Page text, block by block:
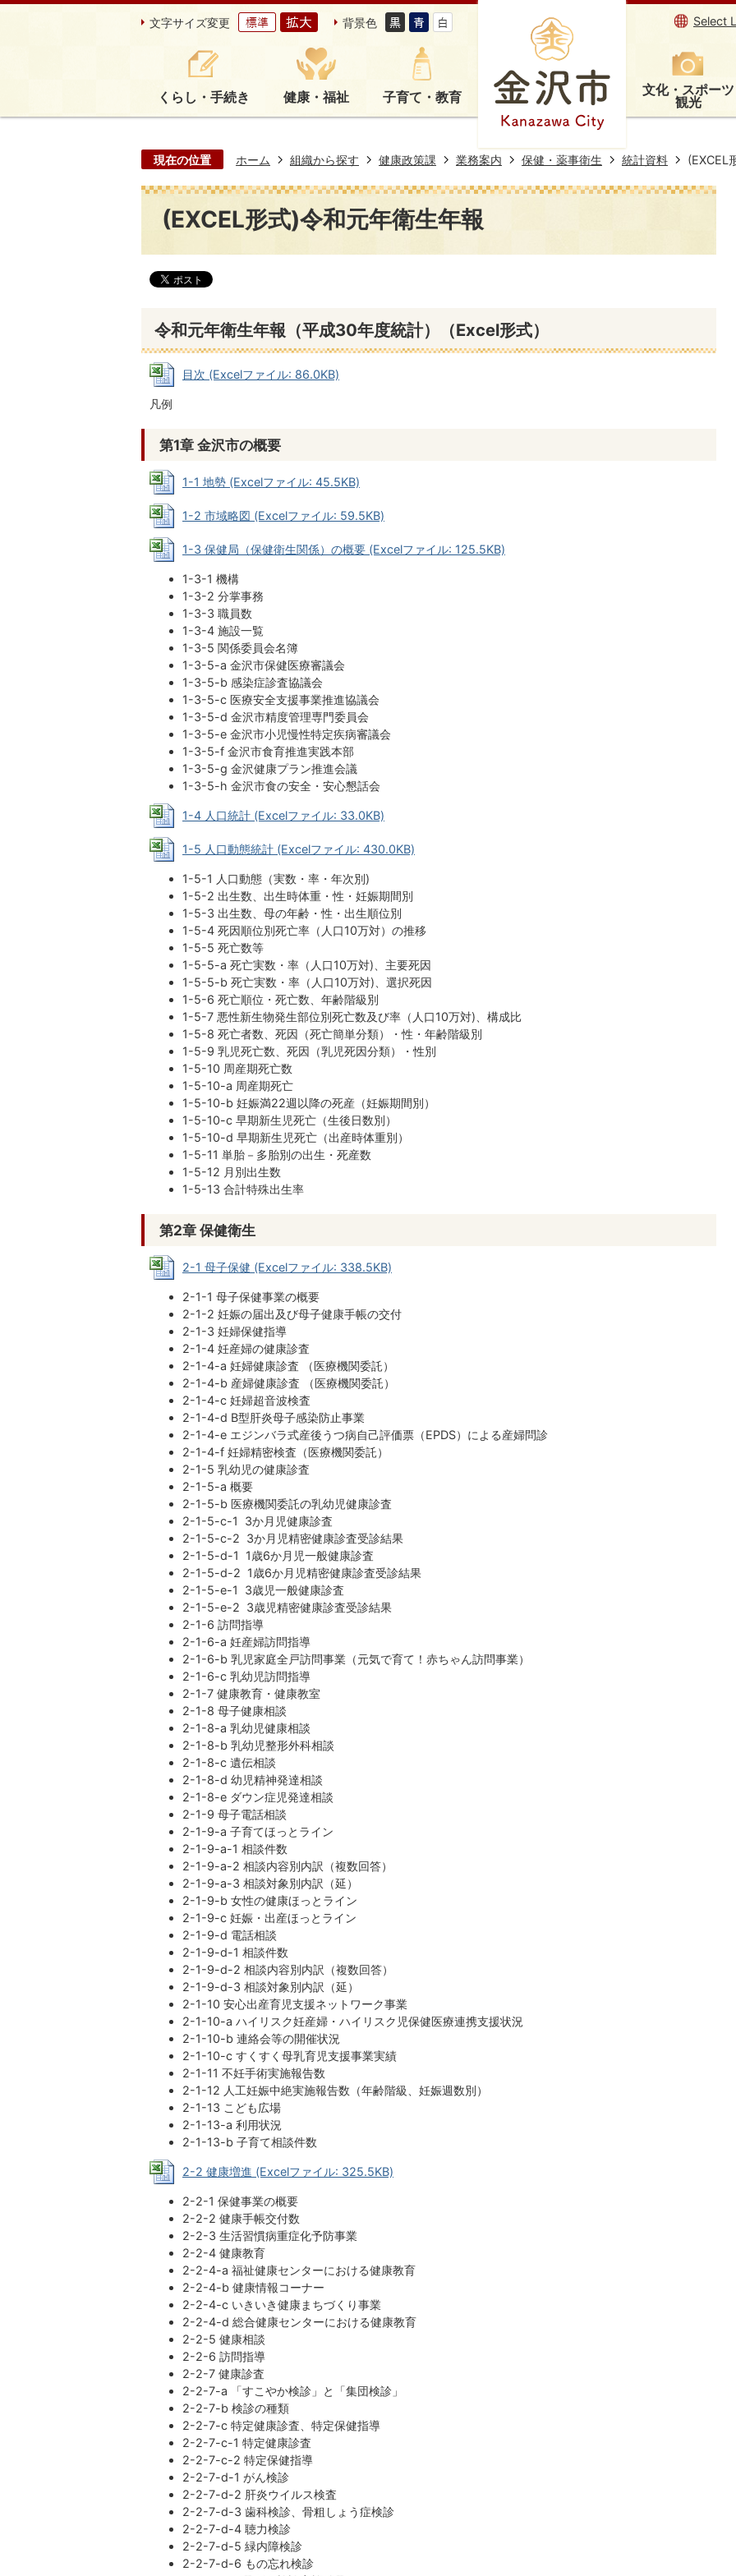
文字サイズ変更 背景色 Select
くらし・手続き 健康・福祉 子育て・教育 文化・スポーツ
観光
現在の位置 ホーム 組織から探す 健康政策課 業務案内 保健・薬事衛生 統計資料 (EXCEL
(EXCEL形式)令和元年衛生年報
令和元年衛生年報（平成30年度統計）（Excel形式）
目次 (Excelファイル: 86.0KB)
凡例
第1章 金沢市の概要
1-1 地勢 (Excelファイル: 45.5KB)
1-2 市域略図 (Excelファイル: 59.5KB)
1-3 保健局（保健衛生関係）の概要 (Excelファイル: 125.5KB)
1-3-1 機構
1-3-2 分掌事務
1-3-3 職員数
1-3-4 施設一覧
1-3-5 関係委員会名簿
1-3-5-a 金沢市保健医療審議会
1-3-5-b 感染症診査協議会
1-3-5-c 医療安全支援事業推進協議会
1-3-5-d 金沢市精度管理専門委員会
1-3-5-e 金沢市小児慢性特定疾病審議会
1-3-5-f 金沢市食育推進実践本部
1-3-5-g 金沢健康プラン推進会議
1-3-5-h 金沢市食の安全・安心懇話会
1-4 人口統計 (Excelファイル: 33.0KB)
1-5 人口動態統計 (Excelファイル: 430.0KB)
1-5-1 人口動態（実数・率・年次別)
1-5-2 出生数、出生時体重・性・妊娠期間別
1-5-3 出生数、母の年齢・性・出生順位別
1-5-4 死因順位別死亡率（人口10万対）の推移
1-5-5 死亡数等
1-5-5-a 死亡実数・率（人口10万対)、主要死因
1-5-5-b 死亡実数・率（人口10万対)、選択死因
1-5-6 死亡順位・死亡数、年齢階級別
1-5-7 悪性新生物発生部位別死亡数及び率（人口10万対)、構成比
1-5-8 死亡者数、死因（死亡簡単分類）・性・年齢階級別
1-5-9 乳児死亡数、死因（乳児死因分類）・性別
1-5-10 周産期死亡数
1-5-10-a 周産期死亡
1-5-10-b 妊娠満22週以降の死産（妊娠期間別）
1-5-10-c 早期新生児死亡（生後日数別）
1-5-10-d 早期新生児死亡（出産時体重別）
1-5-11 単胎－多胎別の出生・死産数
1-5-12 月別出生数
1-5-13 合計特殊出生率
第2章 保健衛生
2-1 母子保健 (Excelファイル: 338.5KB)
2-1-1 母子保健事業の概要
2-1-2 妊娠の届出及び母子健康手帳の交付
2-1-3 妊婦保健指導
2-1-4 妊産婦の健康診査
2-1-4-a 妊婦健康診査 （医療機関委託）
2-1-4-b 産婦健康診査 （医療機関委託）
2-1-4-c 妊婦超音波検査
2-1-4-d B型肝炎母子感染防止事業
2-1-4-e エジンバラ式産後うつ病自己評価票（EPDS）による産婦問診
2-1-4-f 妊婦精密検査（医療機関委託）
2-1-5 乳幼児の健康診査
2-1-5-a 概要
2-1-5-b 医療機関委託の乳幼児健康診査
2-1-5-c-1 3か月児健康診査
2-1-5-c-2 3か月児精密健康診査受診結果
2-1-5-d-1 1歳6か月児一般健康診査
2-1-5-d-2 1歳6か月児精密健康診査受診結果
2-1-5-e-1 3歳児一般健康診査
2-1-5-e-2 3歳児精密健康診査受診結果
2-1-6 訪問指導
2-1-6-a 妊産婦訪問指導
2-1-6-b 乳児家庭全戸訪問事業（元気で育て！赤ちゃん訪問事業）
2-1-6-c 乳幼児訪問指導
2-1-7 健康教育・健康教室
2-1-8 母子健康相談
2-1-8-a 乳幼児健康相談
2-1-8-b 乳幼児整形外科相談
2-1-8-c 遺伝相談
2-1-8-d 幼児精神発達相談
2-1-8-e ダウン症児発達相談
2-1-9 母子電話相談
2-1-9-a 子育てほっとライン
2-1-9-a-1 相談件数
2-1-9-a-2 相談内容別内訳（複数回答）
2-1-9-a-3 相談対象別内訳（延）
2-1-9-b 女性の健康ほっとライン
2-1-9-c 妊娠・出産ほっとライン
2-1-9-d 電話相談
2-1-9-d-1 相談件数
2-1-9-d-2 相談内容別内訳（複数回答）
2-1-9-d-3 相談対象別内訳（延）
2-1-10 安心出産育児支援ネットワーク事業
2-1-10-a ハイリスク妊産婦・ハイリスク児保健医療連携支援状況
2-1-10-b 連絡会等の開催状況
2-1-10-c すくすく母乳育児支援事業実績
2-1-11 不妊手術実施報告数
2-1-12 人工妊娠中絶実施報告数（年齢階級、妊娠週数別）
2-1-13 こども広場
2-1-13-a 利用状況
2-1-13-b 子育て相談件数
2-2 健康増進 (Excelファイル: 325.5KB)
2-2-1 保健事業の概要
2-2-2 健康手帳交付数
2-2-3 生活習慣病重症化予防事業
2-2-4 健康教育
2-2-4-a 福祉健康センターにおける健康教育
2-2-4-b 健康情報コーナー
2-2-4-c いきいき健康まちづくり事業
2-2-4-d 総合健康センターにおける健康教育
2-2-5 健康相談
2-2-6 訪問指導
2-2-7 健康診査
2-2-7-a 「すこやか検診」と「集団検診」
2-2-7-b 検診の種類
2-2-7-c 特定健康診査、特定保健指導
2-2-7-c-1 特定健康診査
2-2-7-c-2 特定保健指導
2-2-7-d-1 がん検診
2-2-7-d-2 肝炎ウイルス検査
2-2-7-d-3 歯科検診、骨粗しょう症検診
2-2-7-d-4 聴力検診
2-2-7-d-5 緑内障検診
2-2-7-d-6 もの忘れ検診